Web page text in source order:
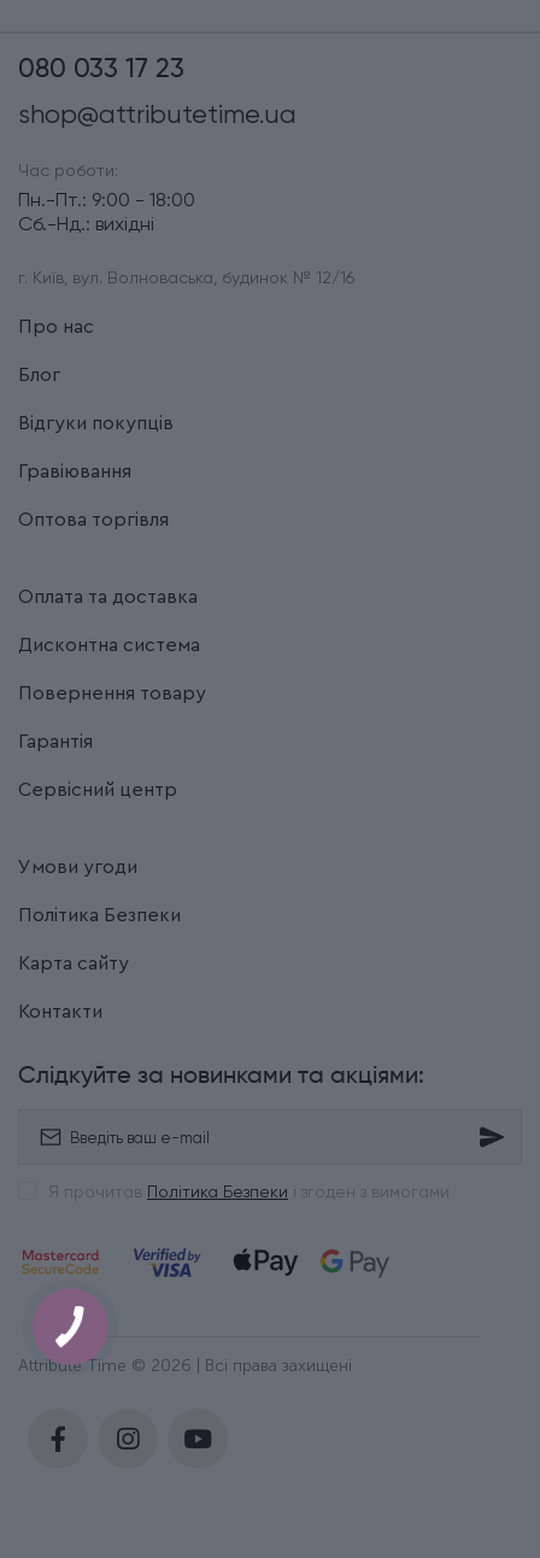
080 033 17 23
shop@attributetime.ua
Час роботи:
Пн.-Пт.: 9:00 - 18:00
Сб.-Нд.: вихідні
г. Київ, вул. Волноваська, будинок № 12/16
Про нас
Блог
Відгуки покупців
Гравіювання
Оптова торгівля
Оплата та доставка
Дисконтна система
Повернення товару
Гарантія
Сервісний центр
Умови угоди
Політика Безпеки
Карта сайту
Контакти
Слідкуйте за новинками та акціями:
Я прочитав Політика Безпеки і згоден з вимогами
Attribute Time © 2026 | Всі права захищені